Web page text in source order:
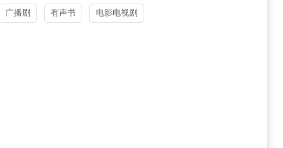
广播剧 有声书 电影电视剧